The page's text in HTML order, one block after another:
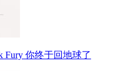
Fury 你终于回地球了